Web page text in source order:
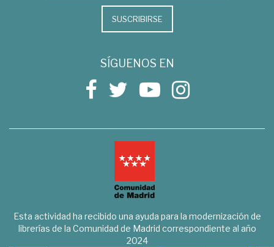
SUSCRIBIRSE
SÍGUENOS EN
Esta actividad ha recibido una ayuda para la modernización de
librerías de la Comunidad de Madrid correspondiente al año
2024